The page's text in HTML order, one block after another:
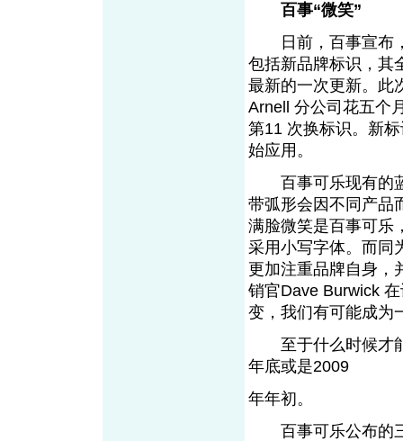
百事“微笑”
日前，百事宣布，
包括新品牌标识，其
最新的一次更新。此
Arnell 分公司花五个
第11 次换标识。新
始应用。
百事可乐现有的蓝
带弧形会因不同产品
满脸微笑是百事可乐
采用小写字体。而同
更加注重品牌自身，
销官Dave Burwick
变，我们有可能成为
至于什么时候才能
年底或是2009
年年初。
百事可乐公布的三